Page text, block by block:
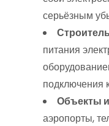
серьёзным
питания
подключения
Объекты
аэропорты,